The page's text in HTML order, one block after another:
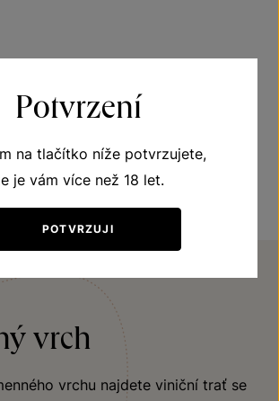
na „NÁRODNÍ SOUTĚŽI VÍN 2019 –
vrch
vrchu najdete viniční trať se
Potvrzení
na tlačítko níže potvrzujete,
je vám více než 18 let.
POTVRZUJI